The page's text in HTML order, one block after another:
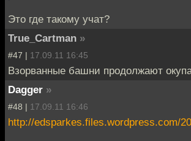
Это где такому учат?
True_Cartman »
#47 | 17.09.11 16:45
Взорванные башни продолжают
Dagger »
#48 | 17.09.11 16:46
http://edsparkes.files.wordpress.com/